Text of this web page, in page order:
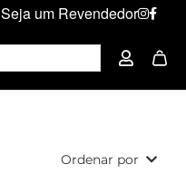
Seja um Revendedor
Ordenar por